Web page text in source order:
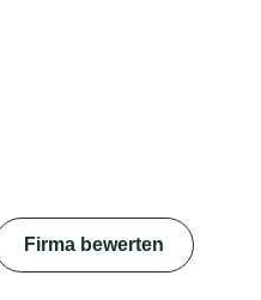
Firma bewerten